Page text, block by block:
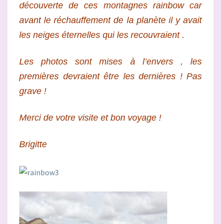
découverte de ces montagnes rainbow car
avant le réchauffement de la planète il y avait
les neiges éternelles qui les recouvraient .
Les photos sont mises à l’envers , les
premières devraient être les dernières ! Pas
grave !
Merci de votre visite et bon voyage !
Brigitte